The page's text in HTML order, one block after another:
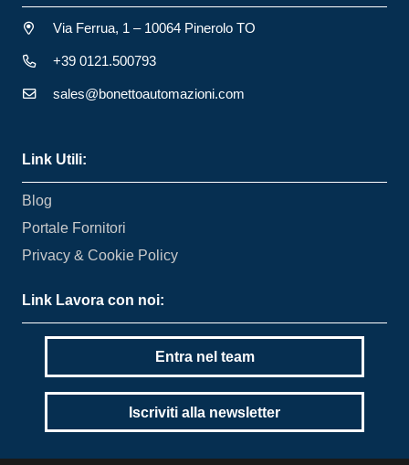
Via Ferrua, 1 – 10064 Pinerolo TO
+39 0121.500793
sales@bonettoautomazioni.com
Link Utili:
Blog
Portale Fornitori
Privacy & Cookie Policy
Link Lavora con noi:
Entra nel team
Iscriviti alla newsletter